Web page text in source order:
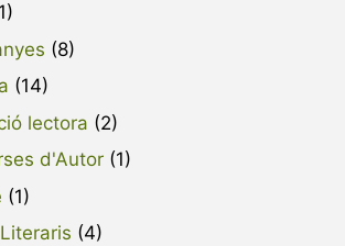
(8)
(14)
lectora (2)
d'Autor (1)
(1)
(4)